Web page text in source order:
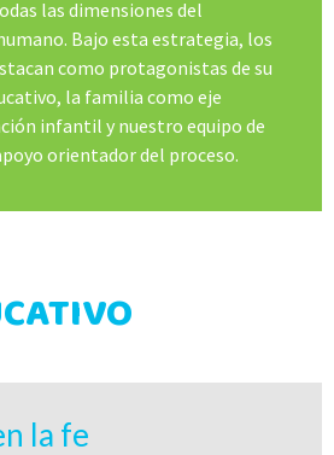
las dimensiones del
Bajo esta estrategia, los
como protagonistas de su
la familia como eje
infantil y nuestro equipo de
orientador del proceso.
la fe